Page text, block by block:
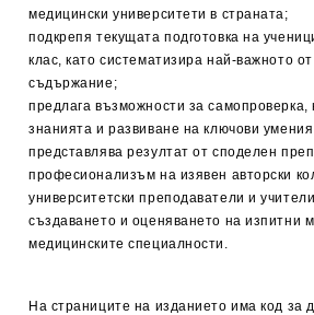
медицински университети в страната;
подкрепя текущата подготовка на
клас, като систематизира най-важното
съдържание;
предлага възможности за самопроверка,
знанията и развиване на ключови
представлява резултат от споделен
професионализъм на изявен авторски
университетски преподаватели и
създаването и оценяването на изпитни
медицинските специалности.
На страниците на изданието има код за